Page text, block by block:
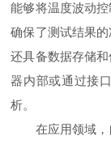
能够将温度波动
确保了测试结果
还具备数据存储
器内部或通过接
析。
在应用领域，